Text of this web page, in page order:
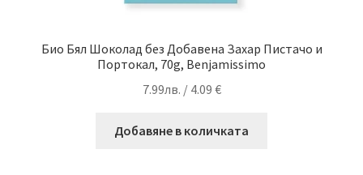
Био Бял Шоколад без Добавена Захар Пистачо и
Портокал, 70g, Benjamissimo
7.99лв. / 4.09 €
Добавяне в количката